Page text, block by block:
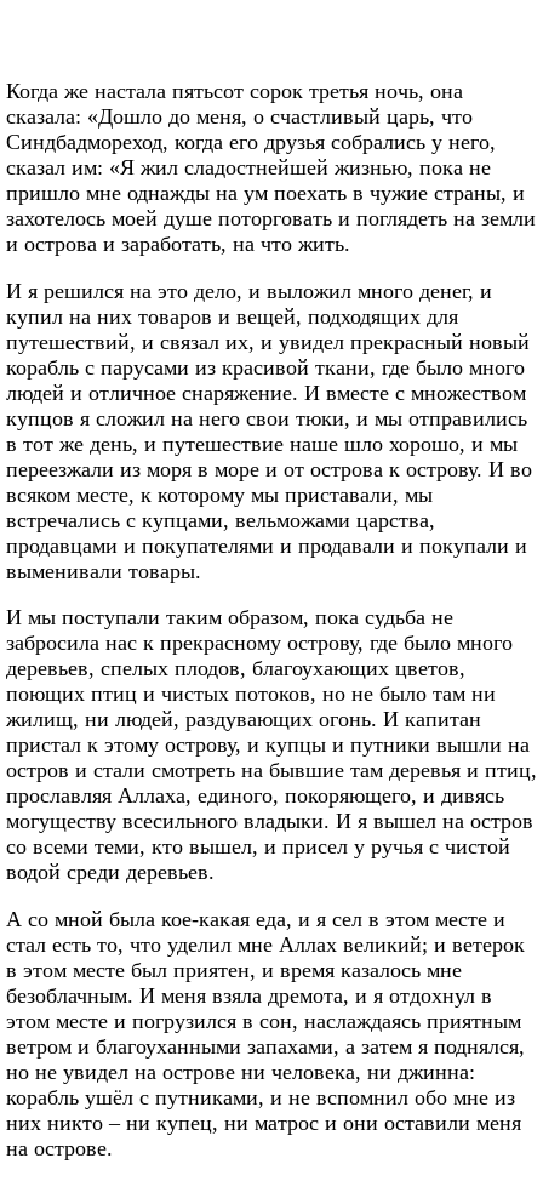
Когда же настала пятьсот сорок третья ночь, она
сказала: «Дошло до меня, о счастливый царь, что
Синдбадмореход, когда его друзья собрались у него,
сказал им: «Я жил сладостнейшей жизнью, пока не
пришло мне однажды на ум поехать в чужие страны, и
захотелось моей душе поторговать и поглядеть на земли
и острова и заработать, на что жить.
И я решился на это дело, и выложил много денег, и
купил на них товаров и вещей, подходящих для
путешествий, и связал их, и увидел прекрасный новый
корабль с парусами из красивой ткани, где было много
людей и отличное снаряжение. И вместе с множеством
купцов я сложил на него свои тюки, и мы отправились
в тот же день, и путешествие наше шло хорошо, и мы
переезжали из моря в море и от острова к острову. И во
всяком месте, к которому мы приставали, мы
встречались с купцами, вельможами царства,
продавцами и покупателями и продавали и покупали и
выменивали товары.
И мы поступали таким образом, пока судьба не
забросила нас к прекрасному острову, где было много
деревьев, спелых плодов, благоухающих цветов,
поющих птиц и чистых потоков, но не было там ни
жилищ, ни людей, раздувающих огонь. И капитан
пристал к этому острову, и купцы и путники вышли на
остров и стали смотреть на бывшие там деревья и птиц,
прославляя Аллаха, единого, покоряющего, и дивясь
могуществу всесильного владыки. И я вышел на остров
со всеми теми, кто вышел, и присел у ручья с чистой
водой среди деревьев.
А со мной была кое-какая еда, и я сел в этом месте и
стал есть то, что уделил мне Аллах великий; и ветерок
в этом месте был приятен, и время казалось мне
безоблачным. И меня взяла дремота, и я отдохнул в
этом месте и погрузился в сон, наслаждаясь приятным
ветром и благоуханными запахами, а затем я поднялся,
но не увидел на острове ни человека, ни джинна:
корабль ушёл с путниками, и не вспомнил обо мне из
них никто – ни купец, ни матрос и они оставили меня
на острове.